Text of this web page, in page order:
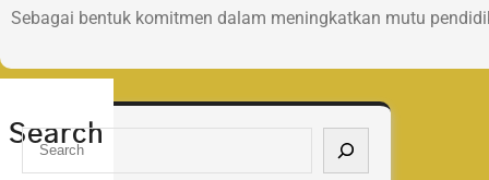
Sebagai bentuk komitmen dalam meningkatkan mutu
Search
S